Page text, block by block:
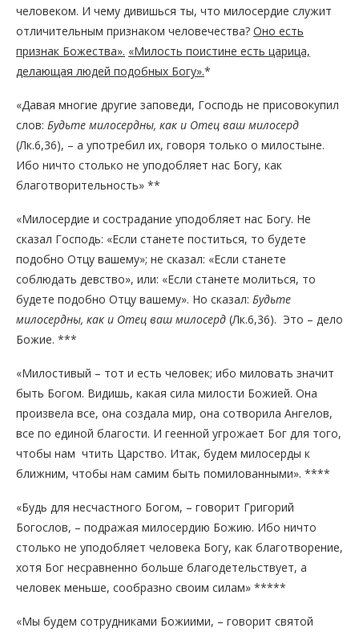
человеком. И чему дивишься ты, что милосердие служит
отличительным признаком человечества? Оно есть
признак Божества». «Милость поистине есть царица,
делающая людей подобных Богу».*
«Давая многие другие заповеди, Господь не присовокупил
слов: Будьте милосердны, как и Отец ваш милосерд
(Лк.6,36), – а употребил их, говоря только о милостыне.
Ибо ничто столько не уподобляет нас Богу, как
благотворительность» **
«Милосердие и сострадание уподобляет нас Богу. Не
сказал Господь: «Если станете поститься, то будете
подобно Отцу вашему»; не сказал: «Если станете
соблюдать девство», или: «Если станете молиться, то
будете подобно Отцу вашему». Но сказал: Будьте
милосердны, как и Отец ваш милосерд (Лк.6,36). Это – дело
Божие. ***
«Милостивый – тот и есть человек; ибо миловать значит
быть Богом. Видишь, какая сила милости Божией. Она
произвела все, она создала мир, она сотворила Ангелов,
все по единой благости. И геенной угрожает Бог для того,
чтобы нам чтить Царство. Итак, будем милосерды к
ближним, чтобы нам самим быть помилованными». ****
«Будь для несчастного Богом, – говорит Григорий
Богослов, – подражая милосердию Божию. Ибо ничто
столько не уподобляет человека Богу, как благотворение,
хотя Бог несравненно больше благодетельствует, а
человек меньше, сообразно своим силам» *****
«Мы будем сотрудниками Божиими, – говорит святой